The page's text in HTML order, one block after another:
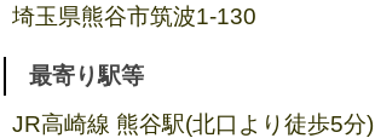
埼玉県熊谷市筑波1-130
最寄り駅等
JR高崎線 熊谷駅(北口より徒歩5分)